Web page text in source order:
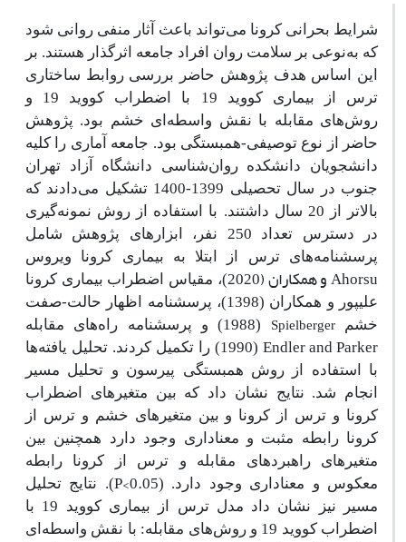
شرایط بحرانی کرونا می‌تواند باعث آثار منفی روانی شود
که به‌نوعی بر سلامت روان افراد جامعه اثرگذار هستند. بر
این اساس هدف پژوهش حاضر بررسی روابط ساختاری
ترس از بیماری کووید 19 با اضطراب کووید 19 و
روش‌های مقابله با نقش واسطه‌ای خشم بود. پژوهش
حاضر از نوع توصیفی-همبستگی بود. جامعه آماری را کلیه
دانشجویان دانشکده روان‌شناسی دانشگاه آزاد تهران
جنوب در سال تحصیلی 1399-1400 تشکیل می‌دادند که
بالاتر از 20 سال داشتند. با استفاده از روش نمونه‌گیری
در دسترس تعداد 250 نفر، ابزارهای پژوهش شامل
پرسشنامه‌های ترس از ابتلا به بیماری کرونا ویروس
Ahorsuو همکاران (2020)، مقیاس اضطراب بیماری کرونا
علیپور و همکاران (1398)، پرسشنامه اظهار حالت-صفت
خشمSpielberger
(
1988) و پرسشنامه راه‌های مقابله
Endler and Parker
(
1990) را تکمیل کردند. تحلیل یافته‌ها
با استفاده از روش همبستگی پیرسون و تحلیل مسیر
انجام شد. نتایج نشان داد که بین متغیرهای اضطراب
کرونا و ترس از کرونا و بین متغیرهای خشم و ترس از
کرونا رابطه مثبت و معناداری وجود دارد همچنین بین
متغیرهای راهبردهای مقابله و ترس از کرونا رابطه
معکوس و معناداری وجود دارد. (P<0.05). نتایج تحلیل
مسیر نیز نشان داد مدل ترس از بیماری کووید 19 با
اضطراب کووید 19 و روش‌های مقابله: با نقش واسطه‌ای